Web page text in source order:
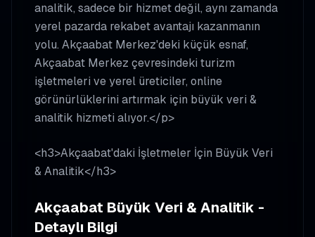
analitik, sadece bir hizmet değil, aynı zamanda
yerel pazarda rekabet avantajı kazanmanın
yolu. Akçaabat Merkez'deki küçük esnaf,
Akçaabat Merkez çevresindeki turizm
işletmeleri ve yerel üreticiler, online
görünürlüklerini artırmak için büyük veri &
analitik hizmeti alıyor.</p>
<h3>Akçaabat'daki İşletmeler İçin Büyük Veri
& Analitik</h3>
Akçaabat Büyük Veri & Analitik -
Detaylı Bilgi